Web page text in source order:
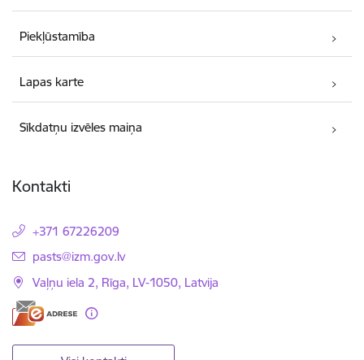
Piekļūstamība
Lapas karte
Sīkdatņu izvēles maiņa
Kontakti
+371 67226209
E-pasts:
pasts@izm.gov.lv
Vaļņu iela 2, Rīga, LV-1050, Latvija